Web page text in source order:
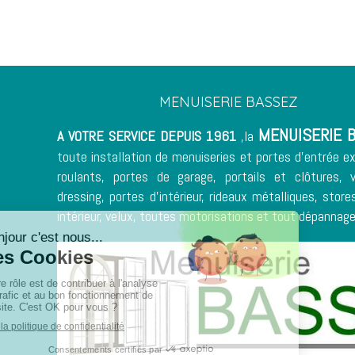
MENUISERIE BASSEZ
A VOTRE SERVICE DEPUIS 1961 ,la MENUISERIE
toute installation de menuiseries et portes d'entrée
roulants, portes de garage, portails et clôtures,
dressing, portes d'intérieur, rideaux métalliques,
intérieur, velux, toutes motorisations et tout